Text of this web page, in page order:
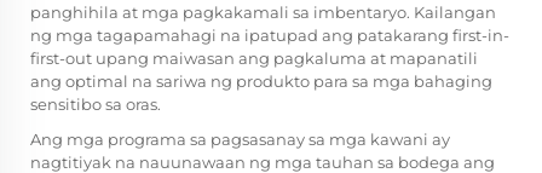
panghihila at mga pagkakamali sa imbentaryo. Kailangan
ng mga tagapamahagi na ipatupad ang patakarang first-in-
first-out upang maiwasan ang pagkaluma at mapanatili
ang optimal na sariwa ng produkto para sa mga bahaging
sensitibo sa oras.
Ang mga programa sa pagsasanay sa mga kawani ay
nagtitiyak na nauunawaan ng mga tauhan sa bodega ang